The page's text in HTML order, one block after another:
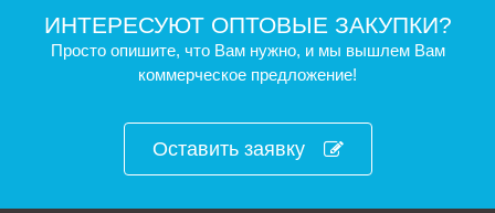
ИНТЕРЕСУЮТ ОПТОВЫЕ ЗАКУПКИ?
Просто опишите, что Вам нужно, и мы вышлем Вам
коммерческое предложение!
Оставить заявку